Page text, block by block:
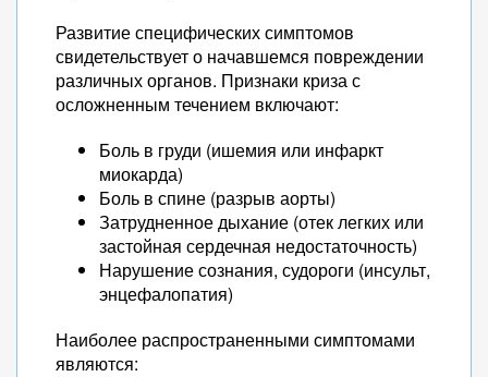
Развитие специфических симптомов
свидетельствует о начавшемся повреждении
различных органов. Признаки криза с
осложненным течением включают:
Боль в груди (ишемия или инфаркт
миокарда)
Боль в спине (разрыв аорты)
Затрудненное дыхание (отек легких или
застойная сердечная недостаточность)
Нарушение сознания, судороги (инсульт,
энцефалопатия)
Наиболее распространенными симптомами
являются: